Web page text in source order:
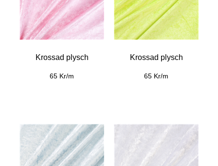
Krossad plysch
65 Kr/m
Krossad plysch
65 Kr/m